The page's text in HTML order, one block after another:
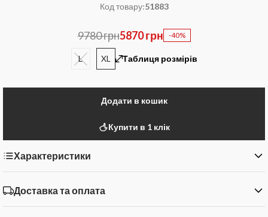
Код товару:51883
9780 грн5870 грн -40%
L XL Таблиця розмірів
Додати в кошик
Купити в 1 клік
Характеристики
Доставка та оплата